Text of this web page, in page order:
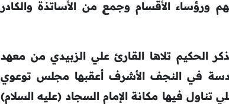
ورؤساء الأقسام وجمعٍ من الأساتذة والكادر
الحكيم تلاها القارئ علي الزبيدي من معهد
في النجف الأشرف أعقبها مجلس توعوي
فيها مكانة الإمام السجاد (عليه السلام)